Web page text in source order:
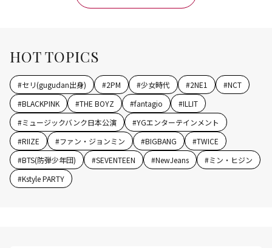
HOT TOPICS
#セリ(gugudan出身) #2PM #少女時代 #2NE1 #NCT
#BLACKPINK #THE BOYZ #fantagio #ILLIT
#ミュージックバンク日本公演 #YGエンターテインメント
#RIIZE #ファン・ジョンミン #BIGBANG #TWICE
#BTS(防弾少年団) #SEVENTEEN #NewJeans #ミン・ヒジン
#Kstyle PARTY